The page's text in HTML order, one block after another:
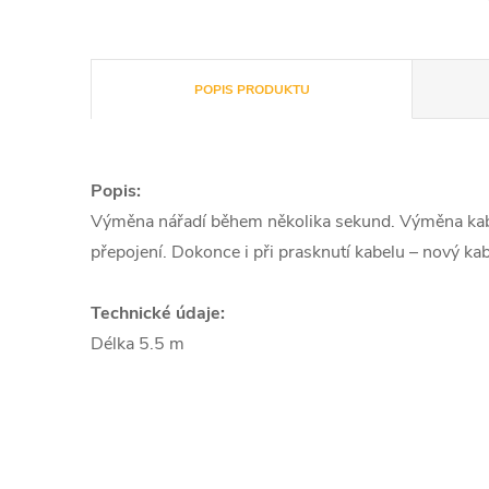
POPIS PRODUKTU
Popis:
Výměna nářadí během několika sekund. Výměna
přepojení. Dokonce i při prasknutí kabelu – nový
Technické údaje:
Délka 5.5 m